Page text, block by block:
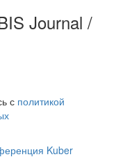
Journal /
с политикой
Kuber